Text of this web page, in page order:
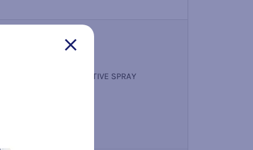
9003-ALOE VERA SENSITIVE SPRAY